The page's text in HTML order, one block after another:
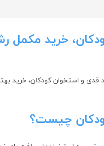
خرید مکمل
و استخوان کودکان، خرید
چیست؟